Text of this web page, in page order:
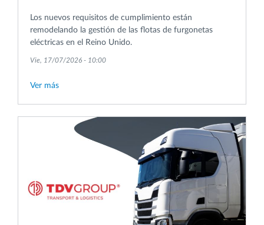
Los nuevos requisitos de cumplimiento están
remodelando la gestión de las flotas de furgonetas
eléctricas en el Reino Unido.
Vie, 17/07/2026 - 10:00
Ver más